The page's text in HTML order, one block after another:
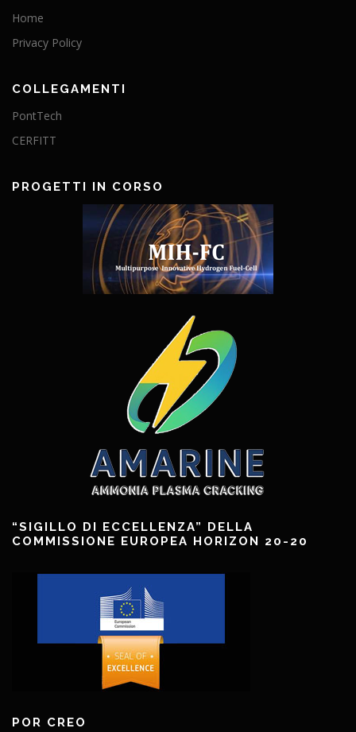
Home
Privacy Policy
COLLEGAMENTI
PontTech
CERFITT
PROGETTI IN CORSO
“SIGILLO DI ECCELLENZA” DELLA
COMMISSIONE EUROPEA HORIZON 20-20
POR CREO